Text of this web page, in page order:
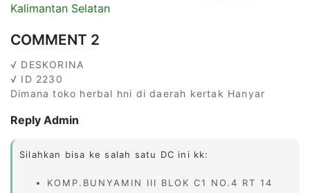
Kalimantan Selatan
COMMENT 2
√ DESKORINA
√ ID 2230
Dimana toko herbal hni di daerah kertak Hanyar
Reply Admin
Silahkan bisa ke salah satu DC ini kk:
KOMP.BUNYAMIN III BLOK C1 NO.4 RT 14